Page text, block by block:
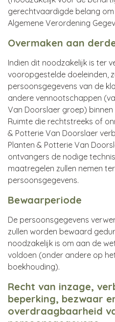
gerechtvaardigde belang
Algemene Verordening
Overmaken aan
Indien dit noodzakelijk is ter
vooropgestelde doeleinden,
persoonsgegevens van de
andere vennootschappen
Van Doorslaer groep)
Ruimte die rechtstreeks of
& Potterie Van Doorslaer
Planten & Potterie Van
ontvangers de nodige
maatregelen zullen nemen
persoonsgegevens.
Bewaarperiode
De persoonsgegevens
zullen worden bewaard
noodzakelijk is om aan de
voldoen (onder andere op
boekhouding).
Recht van inzage,
beperking, bezwaar
overdraagbaarheid